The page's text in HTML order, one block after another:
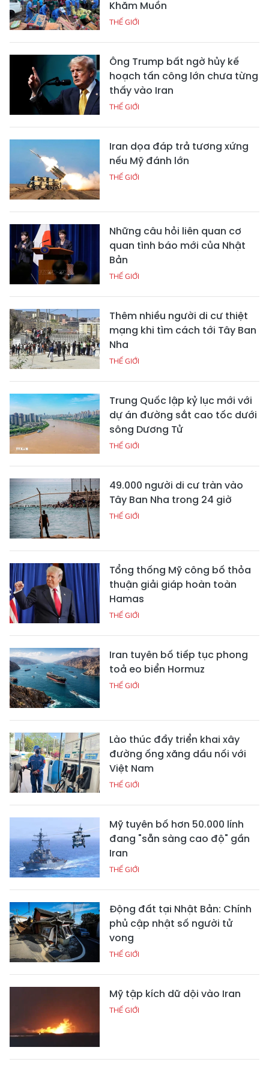
Khăm Muồn
THẾ GIỚI
Ông Trump bất ngờ hủy kế
hoạch tấn công lớn chưa từng
thấy vào Iran
THẾ GIỚI
Iran dọa đáp trả tương xứng
nếu Mỹ đánh lớn
THẾ GIỚI
Những câu hỏi liên quan cơ
quan tình báo mới của Nhật
Bản
THẾ GIỚI
Thêm nhiều người di cư thiệt
mạng khi tìm cách tới Tây Ban
Nha
THẾ GIỚI
Trung Quốc lập kỷ lục mới với
dự án đường sắt cao tốc dưới
sông Dương Tử
THẾ GIỚI
49.000 người di cư tràn vào
Tây Ban Nha trong 24 giờ
THẾ GIỚI
Tổng thống Mỹ công bố thỏa
thuận giải giáp hoàn toàn
Hamas
THẾ GIỚI
Iran tuyên bố tiếp tục phong
toả eo biển Hormuz
THẾ GIỚI
Lào thúc đẩy triển khai xây
đường ống xăng dầu nối với
Việt Nam
THẾ GIỚI
Mỹ tuyên bố hơn 50.000 lính
đang "sẵn sàng cao độ" gần
Iran
THẾ GIỚI
Động đất tại Nhật Bản: Chính
phủ cập nhật số người tử
vong
THẾ GIỚI
Mỹ tập kích dữ dội vào Iran
THẾ GIỚI